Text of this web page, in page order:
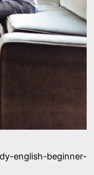
english-beginner-